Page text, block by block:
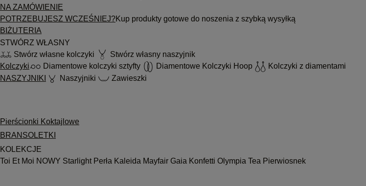
NA ZAMÓWIENIE
POTRZEBUJESZ WCZEŚNIEJ?Kup produkty gotowe do noszenia z szybką wysyłką
BIŻUTERIA
STWÓRZ WŁASNY
Stwórz własne kolczyki
Stwórz własny naszyjnik
Kolczyki
Diamentowe kolczyki sztyfty Diamentowe Kolczyki Hoop
Kolczyki z diamentami
NASZYJNIKI
Naszyjniki Zawieszki
Pierścionki Koktajlowe
BRANSOLETKI
KOLEKCJE
Toi Et Moi NOWY Starlight Perła Kaleida Mayfair Gaia Konfetti Olympia Tea Pierwiosnek